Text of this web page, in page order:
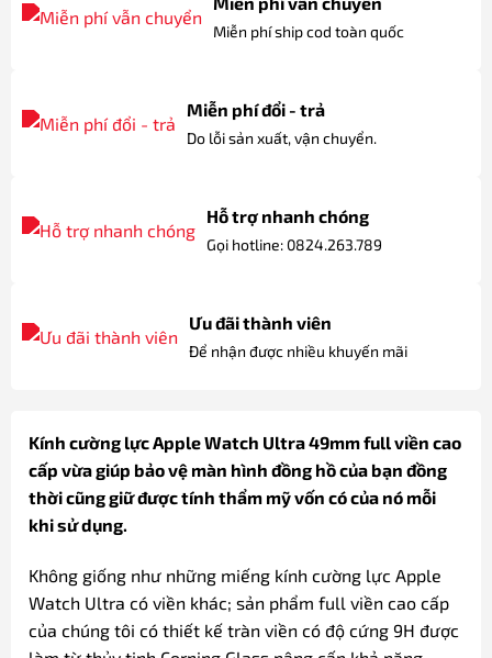
Miễn phí ship cod toàn quốc
Miễn phí đổi - trả
Do lỗi sản xuất, vận chuyển.
Hỗ trợ nhanh chóng
Gọi hotline: 0824.263.789
Ưu đãi thành viên
Để nhận được nhiều khuyến mãi
Kính cường lực Apple Watch Ultra 49mm full viền cao
cấp vừa giúp bảo vệ màn hình đồng hồ của bạn đồng
thời cũng giữ được tính thẩm mỹ vốn có của nó mỗi
khi sử dụng.
Không giống như những miếng kính cường lực Apple
Watch Ultra có viền khác; sản phẩm full viền cao cấp
của chúng tôi có thiết kế tràn viền có độ cứng 9H được